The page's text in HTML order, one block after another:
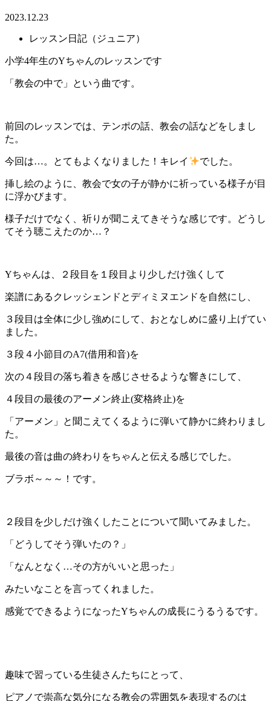
2023.12.23
レッスン日記（ジュニア）
小学4年生のYちゃんのレッスンです
「教会の中で」という曲です。
前回のレッスンでは、テンポの話、教会の話などをしまし
た。
今回は…。とてもよくなりました！キレイ でした。
挿し絵のように、教会で女の子が静かに祈っている様子が目
に浮かびます。
様子だけでなく、祈りが聞こえてきそうな感じです。どうし
てそう聴こえたのか…？
Yちゃんは、２段目を１段目より少しだけ強くして
楽譜にあるクレッシェンドとディミヌエンドを自然にし、
３段目は全体に少し強めにして、おとなしめに盛り上げてい
ました。
３段４小節目のA7(借用和音)を
次の４段目の落ち着きを感じさせるような響きにして、
４段目の最後のアーメン終止(変格終止)を
「アーメン」と聞こえてくるように弾いて静かに終わりまし
た。
最後の音は曲の終わりをちゃんと伝える感じでした。
ブラボ～～～！です。
２段目を少しだけ強くしたことについて聞いてみました。
「どうしてそう弾いたの？」
「なんとなく…その方がいいと思った」
みたいなことを言ってくれました。
感覚でできるようになったYちゃんの成長にうるうるです。
趣味で習っている生徒さんたちにとって、
ピアノで崇高な気分になる教会の雰囲気を表現するのは